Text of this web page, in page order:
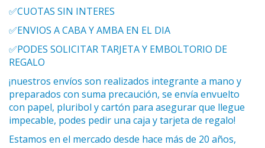
✅CUOTAS SIN INTERES
✅ENVIOS A CABA Y AMBA EN EL DIA
✅PODES SOLICITAR TARJETA Y EMBOLTORIO DE
REGALO
¡nuestros envíos son realizados integrante a mano y
preparados con suma precaución, se envía envuelto
con papel, pluribol y cartón para asegurar que llegue
impecable, podes pedir una caja y tarjeta de regalo!
Estamos en el mercado desde hace más de 20 años,